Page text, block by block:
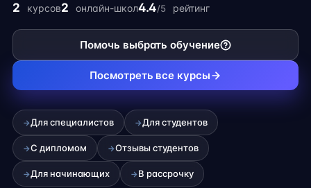
с дипломом с возможностью найти удалённую
работу.
2 курсов2 онлайн-школ4.4/5 рейтинг
Помочь выбрать обучение
Посмотреть все курсы
→Для специалистов →Для студентов
→С дипломом →Отзывы студентов
→Для начинающих →В рассрочку